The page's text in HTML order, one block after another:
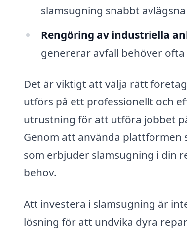
slamsugning snabbt
Rengöring av industriella
genererar avfall behöver
Det är viktigt att välja rätt
utförs på ett professionellt och
utrustning för att utföra jobbet
Genom att använda plattformen
som erbjuder slamsugning i din
behov.
Att investera i slamsugning är
lösning för att undvika dyra